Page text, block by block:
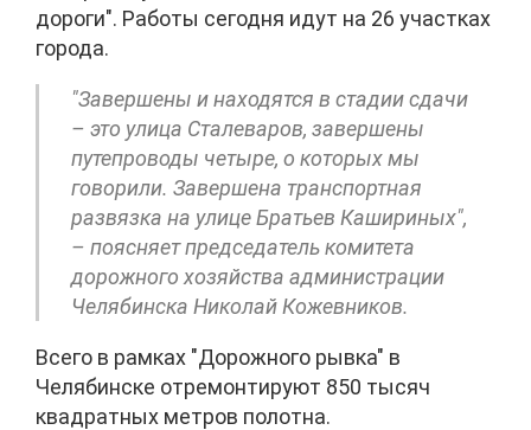
дороги". Работы сегодня идут на 26 участках
города.
"Завершены и находятся в стадии сдачи
– это улица Сталеваров, завершены
путепроводы четыре, о которых мы
говорили. Завершена транспортная
развязка на улице Братьев Кашириных",
– поясняет председатель комитета
дорожного хозяйства администрации
Челябинска Николай Кожевников.
Всего в рамках "Дорожного рывка" в
Челябинске отремонтируют 850 тысяч
квадратных метров полотна.